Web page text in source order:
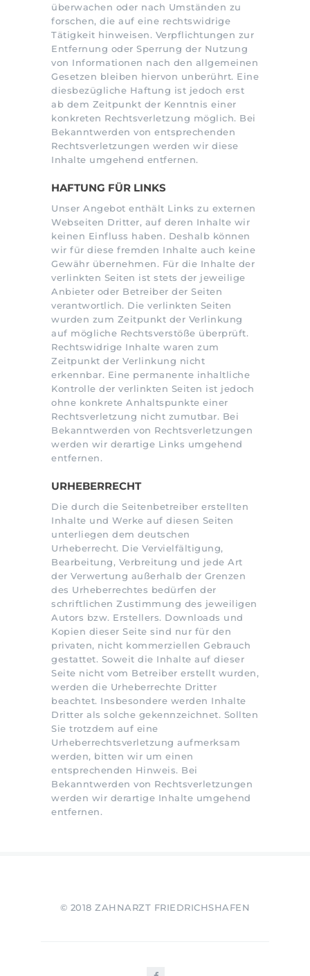
überwachen oder nach Umständen zu
forschen, die auf eine rechtswidrige
Tätigkeit hinweisen. Verpflichtungen zur
Entfernung oder Sperrung der Nutzung
von Informationen nach den allgemeinen
Gesetzen bleiben hiervon unberührt. Eine
diesbezügliche Haftung ist jedoch erst
ab dem Zeitpunkt der Kenntnis einer
konkreten Rechtsverletzung möglich. Bei
Bekanntwerden von entsprechenden
Rechtsverletzungen werden wir diese
Inhalte umgehend entfernen.
HAFTUNG FÜR LINKS
Unser Angebot enthält Links zu externen
Webseiten Dritter, auf deren Inhalte wir
keinen Einfluss haben. Deshalb können
wir für diese fremden Inhalte auch keine
Gewähr übernehmen. Für die Inhalte der
verlinkten Seiten ist stets der jeweilige
Anbieter oder Betreiber der Seiten
verantwortlich. Die verlinkten Seiten
wurden zum Zeitpunkt der Verlinkung
auf mögliche Rechtsverstöße überprüft.
Rechtswidrige Inhalte waren zum
Zeitpunkt der Verlinkung nicht
erkennbar. Eine permanente inhaltliche
Kontrolle der verlinkten Seiten ist jedoch
ohne konkrete Anhaltspunkte einer
Rechtsverletzung nicht zumutbar. Bei
Bekanntwerden von Rechtsverletzungen
werden wir derartige Links umgehend
entfernen.
URHEBERRECHT
Die durch die Seitenbetreiber erstellten
Inhalte und Werke auf diesen Seiten
unterliegen dem deutschen
Urheberrecht. Die Vervielfältigung,
Bearbeitung, Verbreitung und jede Art
der Verwertung außerhalb der Grenzen
des Urheberrechtes bedürfen der
schriftlichen Zustimmung des jeweiligen
Autors bzw. Erstellers. Downloads und
Kopien dieser Seite sind nur für den
privaten, nicht kommerziellen Gebrauch
gestattet. Soweit die Inhalte auf dieser
Seite nicht vom Betreiber erstellt wurden,
werden die Urheberrechte Dritter
beachtet. Insbesondere werden Inhalte
Dritter als solche gekennzeichnet. Sollten
Sie trotzdem auf eine
Urheberrechtsverletzung aufmerksam
werden, bitten wir um einen
entsprechenden Hinweis. Bei
Bekanntwerden von Rechtsverletzungen
werden wir derartige Inhalte umgehend
entfernen.
© 2018 ZAHNARZT FRIEDRICHSHAFEN